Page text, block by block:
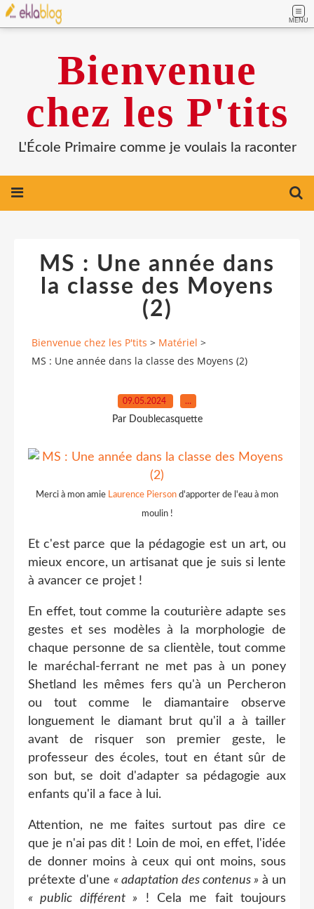
MENU
Bienvenue
chez les P'tits
L'École Primaire comme je voulais la raconter
MS : Une année dans
la classe des Moyens
(2)
Bienvenue chez les P'tits > Matériel >
MS : Une année dans la classe des Moyens (2)
09.05.2024 …
Par Doublecasquette
Merci à mon amie Laurence Pierson d'apporter de l'eau à mon
moulin !
Et c'est parce que la pédagogie est un art, ou
mieux encore, un artisanat que je suis si lente
à avancer ce projet !
En effet, tout comme la couturière adapte ses
gestes et ses modèles à la morphologie de
chaque personne de sa clientèle, tout comme
le maréchal-ferrant ne met pas à un poney
Shetland les mêmes fers qu'à un Percheron
ou tout comme le diamantaire observe
longuement le diamant brut qu'il a à tailler
avant de risquer son premier geste, le
professeur des écoles, tout en étant sûr de
son but, se doit d'adapter sa pédagogie aux
enfants qu'il a face à lui.
Attention, ne me faites surtout pas dire ce
que je n'ai pas dit ! Loin de moi, en effet, l'idée
de donner moins à ceux qui ont moins, sous
prétexte d'une « adaptation des contenus » à un
« public différent » ! Cela me fait toujours